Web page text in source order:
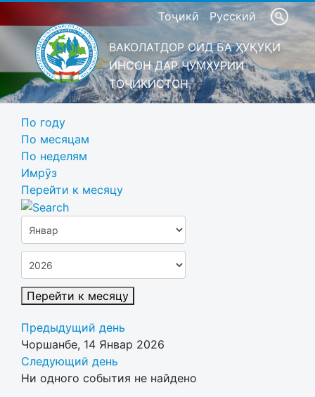
Тоҷикӣ Русский
ВАКОЛАТДОР ОИД БА ҲУҚУҚИ
ИНСОН ДАР ҶУМҲУРИИ
ТОҶИКИСТОН
По году
По месяцам
По неделям
Имрӯз
Перейти к месяцу
Перейти к месяцу
Предыдущий день
Чоршанбе, 14 Январ 2026
Следующий день
Ни одного события не найдено